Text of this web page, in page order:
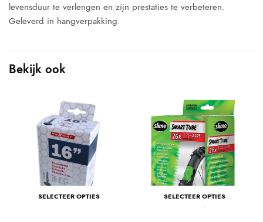
levensduur te verlengen en zijn prestaties te verbeteren.
Geleverd in hangverpakking.
Bekijk ook
SELECTEER OPTIES SELECTEER OPTIES